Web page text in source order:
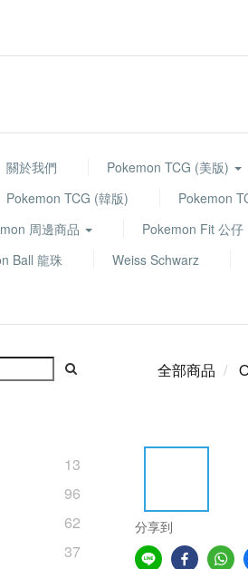
關於我們 Pokemon TCG (美版)
Pokemon TCG (韓版)
Pokemon
周邊商品
Pokemon Fit 公仔
Ball 龍珠
Weiss Schwarz
13
96
62
37
全部商品
分享到